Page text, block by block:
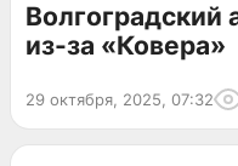
Волгоградский
из-за «Ковера»
29 октября, 2025, 07:32